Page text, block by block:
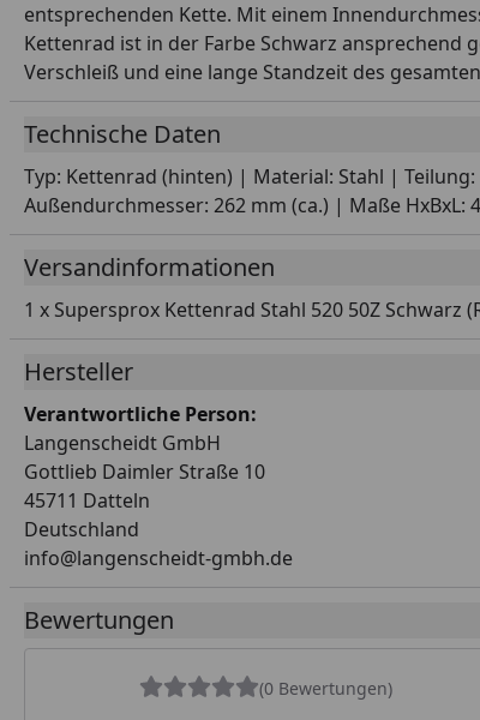
entsprechenden Kette. Mit einem
Kettenrad ist in der Farbe Schwarz
Verschleiß und eine lange Standzeit des
Technische Daten
Typ: Kettenrad (hinten) | Material: Stahl |
Außendurchmesser: 262 mm (ca.) | Maße HxBxL:
Versandinformationen
1 x Supersprox Kettenrad Stahl 520 50Z Schwarz
Hersteller
Verantwortliche Person:
Langenscheidt GmbH
Gottlieb Daimler Straße 10
45711 Datteln
Deutschland
info@langenscheidt-gmbh.de
Bewertungen
(0 Bewertungen)